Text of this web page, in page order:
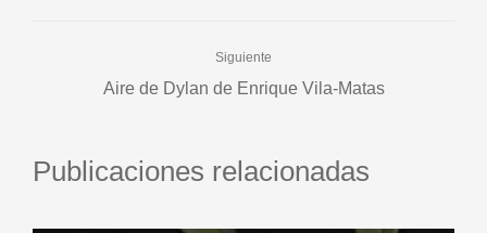
Siguiente
Aire de Dylan de Enrique Vila-Matas
Publicaciones relacionadas